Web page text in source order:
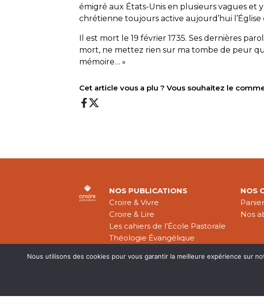
émigré aux États-Unis en plusieurs vagues et
chrétienne toujours active aujourd’hui l’Église
Il est mort le 19 février 1735. Ses dernières
mort, ne mettez rien sur ma tombe de peur
mémoire… »
Cet article vous a plu ? Vous souhaitez le
NOS PUBLICATIONS
Croire & Vivre
Croire & Lire
Les cahiers de l’École Pastorale
Théologie Évangélique
NOS
Panier
Nos
Mentions légales &
CGV
Nous utilisons des cookies pour vous garantir la meilleure expérience sur